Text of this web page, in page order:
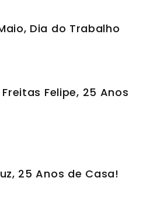
Dia do Trabalho
Felipe, 25 Anos
25 Anos de Casa!